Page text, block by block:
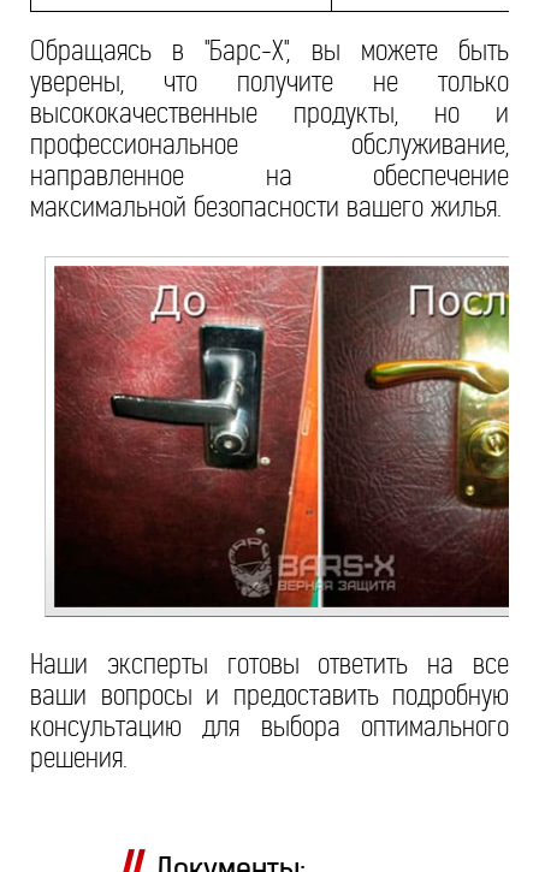
Обращаясь в "Барс-Х", вы можете быть
уверены, что получите не только
высококачественные продукты, но и
профессиональное обслуживание,
направленное на обеспечение
максимальной безопасности вашего жилья.
Наши эксперты готовы ответить на все
ваши вопросы и предоставить подробную
консультацию для выбора оптимального
решения.